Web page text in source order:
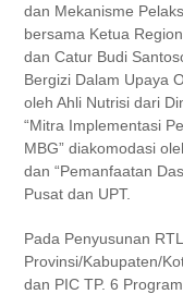
dan Mekanisme
bersama Ketua
dan Catur Budi
Bergizi Dalam Upaya
oleh Ahli Nutrisi dari
“Mitra Implementasi
MBG” diakomodasi
dan “Pemanfaatan
Pusat dan UPT.
Pada Penyusunan
Provinsi/Kabupaten/
dan PIC TP. 6